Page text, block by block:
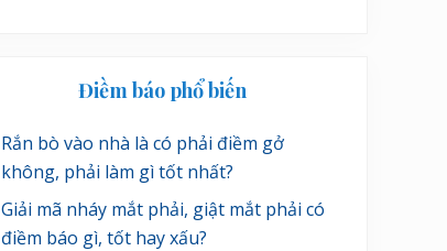
Điềm báo phổ biến
Rắn bò vào nhà là có phải điềm gở
không, phải làm gì tốt nhất?
Giải mã nháy mắt phải, giật mắt phải có
điềm báo gì, tốt hay xấu?